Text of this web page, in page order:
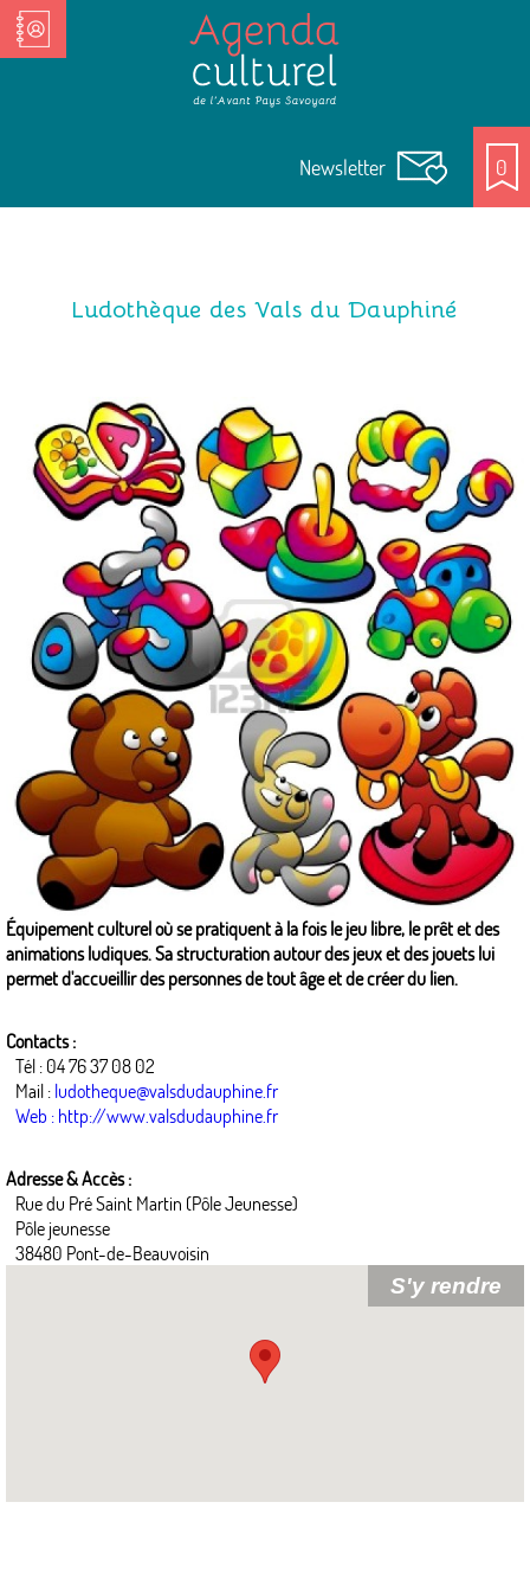
Nos Acteurs culturels
Newsletter 0
Ludothèque des Vals du Dauphiné
Équipement culturel où se pratiquent à la fois le jeu libre, le prêt et des
animations ludiques. Sa structuration autour des jeux et des jouets lui
permet d'accueillir des personnes de tout âge et de créer du lien.
Contacts :
Tél : 04 76 37 08 02
Mail :ludotheque@valsdudauphine.fr
Web : http://www.valsdudauphine.fr
Adresse & Accès :
Rue du Pré Saint Martin (Pôle Jeunesse)
Pôle jeunesse
38480 Pont-de-Beauvoisin